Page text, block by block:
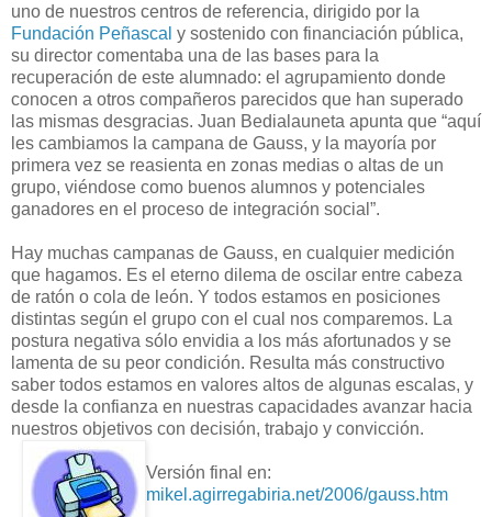
uno de nuestros centros de referencia, dirigido por la
Fundación Peñascal y sostenido con financiación pública,
su director comentaba una de las bases para la
recuperación de este alumnado: el agrupamiento donde
conocen a otros compañeros parecidos que han superado
las mismas desgracias. Juan Bedialauneta apunta que “aquí
les cambiamos la campana de Gauss, y la mayoría por
primera vez se reasienta en zonas medias o altas de un
grupo, viéndose como buenos alumnos y potenciales
ganadores en el proceso de integración social”.
Hay muchas campanas de Gauss, en cualquier medición
que hagamos. Es el eterno dilema de oscilar entre cabeza
de ratón o cola de león. Y todos estamos en posiciones
distintas según el grupo con el cual nos comparemos. La
postura negativa sólo envidia a los más afortunados y se
lamenta de su peor condición. Resulta más constructivo
saber todos estamos en valores altos de algunas escalas, y
desde la confianza en nuestras capacidades avanzar hacia
nuestros objetivos con decisión, trabajo y convicción.
Versión final en:
mikel.agirregabiria.net/2006/gauss.htm